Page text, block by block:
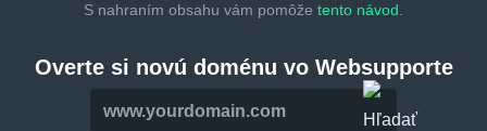
S nahraním obsahu vám pomôže tento návod.
Overte si novú doménu vo Websupporte